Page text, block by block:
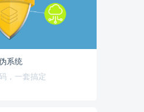
系统
，一套搞定